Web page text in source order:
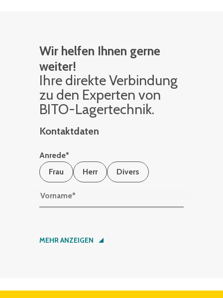
Wir helfen Ihnen gerne
weiter!
Ihre di­rek­te Ver­bin­dung
zu den Ex­per­ten von
BITO-La­ger­tech­nik.
Kontaktdaten
Anrede*
Frau
Herr Divers
Vorname*
Nachname*
MEHR ANZEIGEN